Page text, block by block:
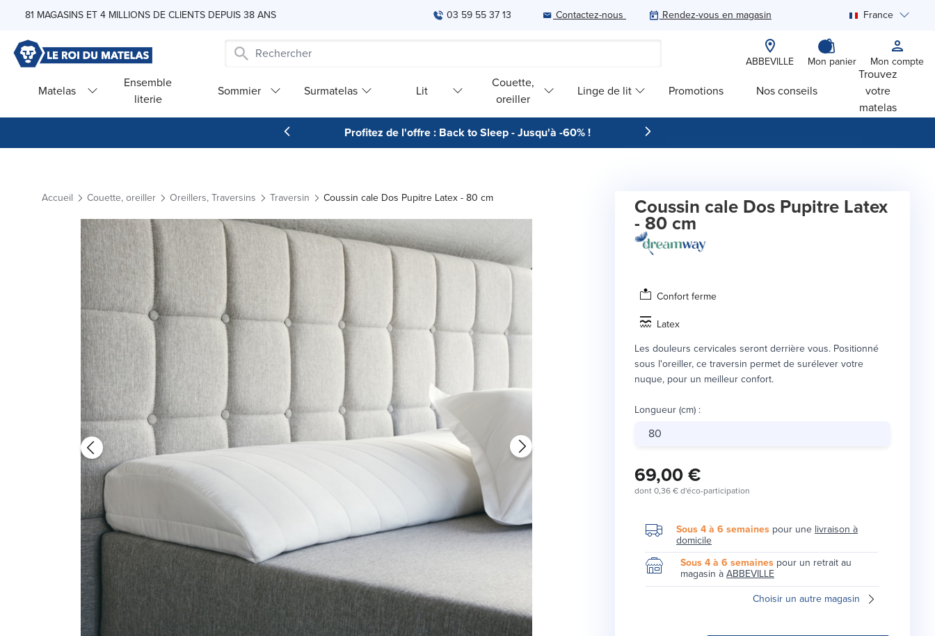
Skip to Content
81 MAGASINS ET 4 MILLIONS DE CLIENTS DEPUIS 38 ANS 03 59 55 37 13 Contactez-nous Rendez-vous en magasin France
ABBEVILLE Mon panier Mon compte
Matelas
Ensemble
literie
Sommier Surmatelas Lit
Couette,
oreiller
Linge de lit Promotions Nos conseils
Trouvez
votre
matelas
Profitez de l'offre : Back to Sleep - Jusqu'à -60% !
Accueil Couette, oreiller Oreillers, Traversins Traversin Coussin cale Dos Pupitre Latex - 80 cm Coussin cale Dos Pupitre Latex
- 80 cm
Confort ferme
Latex
Les douleurs cervicales seront derrière vous. Positionné
sous l'oreiller, ce traversin permet de surélever votre
nuque, pour un meilleur confort.
Longueur (cm) :
80
69,00 €
dont0,36 €d'éco-participation
Sous 4 à 6 semaines pour une livraison à
domicile
Sous 4 à 6 semaines pour un retrait au
magasin àABBEVILLE
Choisir un autre magasin